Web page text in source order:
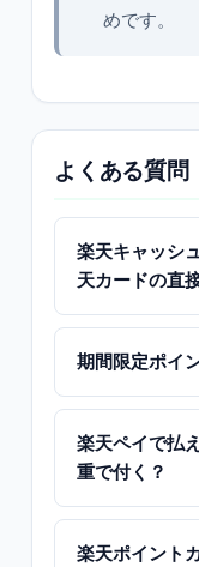
めです。
よくある質問
楽天キャッシ
天カードの直
期間限定ポイ
楽天ペイで払
重で付く？
楽天ポイント